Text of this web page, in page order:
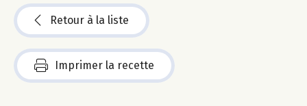
Retour à la liste
Imprimer la recette